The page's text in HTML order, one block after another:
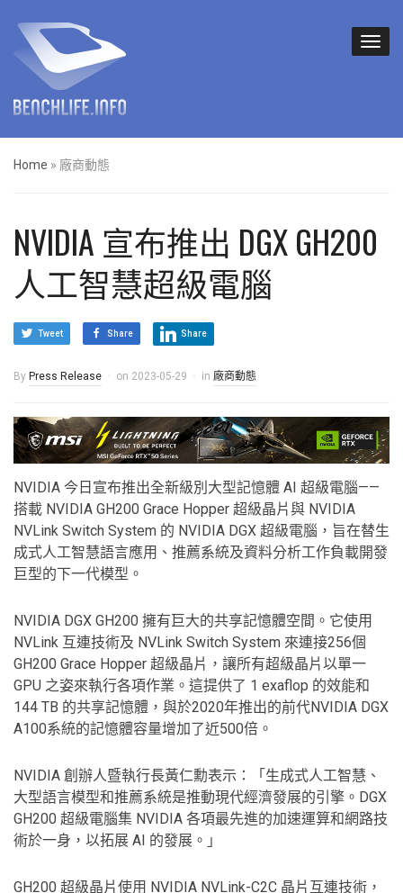
Home » 廠商動態
NVIDIA 宣布推出 DGX GH200
人工智慧超級電腦
Tweet Share Share
By Press Release on 2023-05-29 in 廠商動態
NVIDIA 今日宣布推出全新級別大型記憶體 AI 超級電腦——
搭載 NVIDIA GH200 Grace Hopper 超級晶片與 NVIDIA
NVLink Switch System 的 NVIDIA DGX 超級電腦，旨在替生
成式人工智慧語言應用、推薦系統及資料分析工作負載開發
巨型的下一代模型。
NVIDIA DGX GH200 擁有巨大的共享記憶體空間。它使用
NVLink 互連技術及 NVLink Switch System 來連接256個
GH200 Grace Hopper 超級晶片，讓所有超級晶片以單一
GPU 之姿來執行各項作業。這提供了 1 exaflop 的效能和
144 TB 的共享記憶體，與於2020年推出的前代NVIDIA DGX
A100系統的記憶體容量增加了近500倍。
NVIDIA 創辦人暨執行長黃仁勳表示：「生成式人工智慧、
大型語言模型和推薦系統是推動現代經濟發展的引擎。DGX
GH200 超級電腦集 NVIDIA 各項最先進的加速運算和網路技
術於一身，以拓展 AI 的發展。」
GH200 超級晶片使用 NVIDIA NVLink-C2C 晶片互連技術，